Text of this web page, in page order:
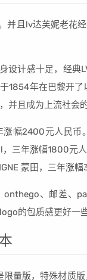
并且lv达芙妮老花
设计感十足，经典
1854年在巴黎开
并且成为上流社会
涨幅2400元人民
三年涨幅1800元
蒙田，三年涨幅
onthego、邮差、
的包质感更好一
量版，特殊材质